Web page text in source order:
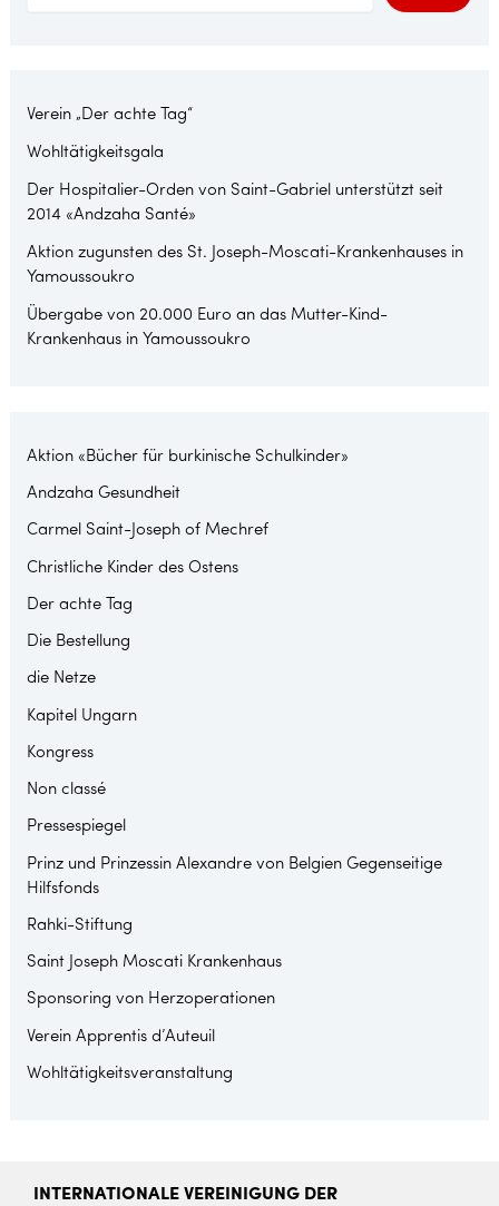
Verein „Der achte Tag“
Wohltätigkeitsgala
Der Hospitalier-Orden von Saint-Gabriel unterstützt seit
2014 «Andzaha Santé»
Aktion zugunsten des St. Joseph-Moscati-Krankenhauses in
Yamoussoukro
Übergabe von 20.000 Euro an das Mutter-Kind-
Krankenhaus in Yamoussoukro
Aktion «Bücher für burkinische Schulkinder»
Andzaha Gesundheit
Carmel Saint-Joseph of Mechref
Christliche Kinder des Ostens
Der achte Tag
Die Bestellung
die Netze
Kapitel Ungarn
Kongress
Non classé
Pressespiegel
Prinz und Prinzessin Alexandre von Belgien Gegenseitige
Hilfsfonds
Rahki-Stiftung
Saint Joseph Moscati Krankenhaus
Sponsoring von Herzoperationen
Verein Apprentis d’Auteuil
Wohltätigkeitsveranstaltung
INTERNATIONALE VEREINIGUNG DER